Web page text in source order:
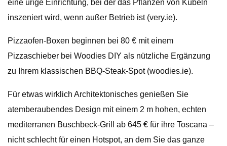
eine urige Einrichtung, bei der das Pflanzen von Kübeln
inszeniert wird, wenn außer Betrieb ist (very.ie).
Pizzaofen-Boxen beginnen bei 80 € mit einem
Pizzaschieber bei Woodies DIY als nützliche Ergänzung
zu Ihrem klassischen BBQ-Steak-Spot (woodies.ie).
Für etwas wirklich Architektonisches genießen Sie
atemberaubendes Design mit einem 2 m hohen, echten
mediterranen Buschbeck-Grill ab 645 € für ihre Toscana –
nicht schlecht für einen Hotspot, an dem Sie das ganze